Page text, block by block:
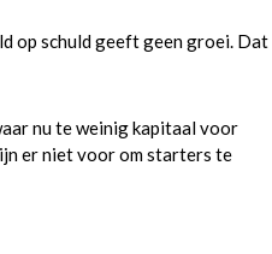
op schuld geeft geen groei. Dat
nu te weinig kapitaal voor
er niet voor om starters te